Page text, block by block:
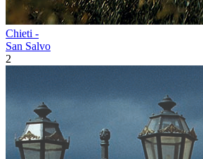
Chieti -
San Salvo
2